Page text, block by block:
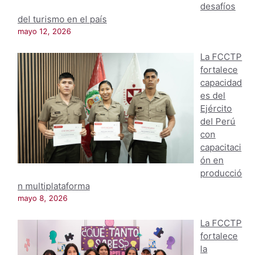
desafíos
del turismo en el país
mayo 12, 2026
La FCCTP
fortalece
capacidad
es del
Ejército
del Perú
con
capacitaci
ón en
producció
n multiplataforma
mayo 8, 2026
La FCCTP
fortalece
la